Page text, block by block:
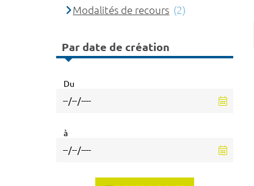
Modalités de recours (2)
Par date de création
Du
à